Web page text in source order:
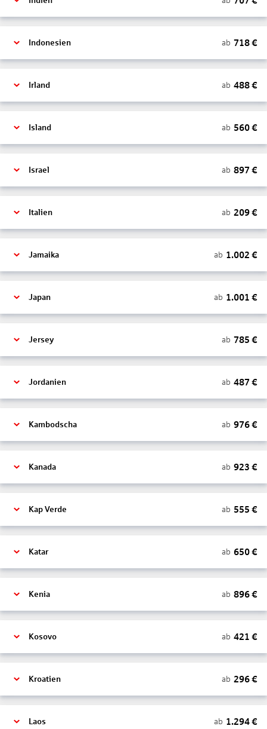
Indonesien ab 718€
Irland ab 488€
Island ab 560€
Israel ab 897 €
Italien ab 209€
Jamaika ab 1.002 €
Japan ab 1.001 €
Jersey ab 785 €
Jordanien ab 487 €
Kambodscha ab 976€
Kanada ab 923 €
Kap Verde ab 555 €
Katar ab 650€
Kenia ab 896€
Kosovo ab 421 €
Kroatien ab 296€
Laos ab 1.294€